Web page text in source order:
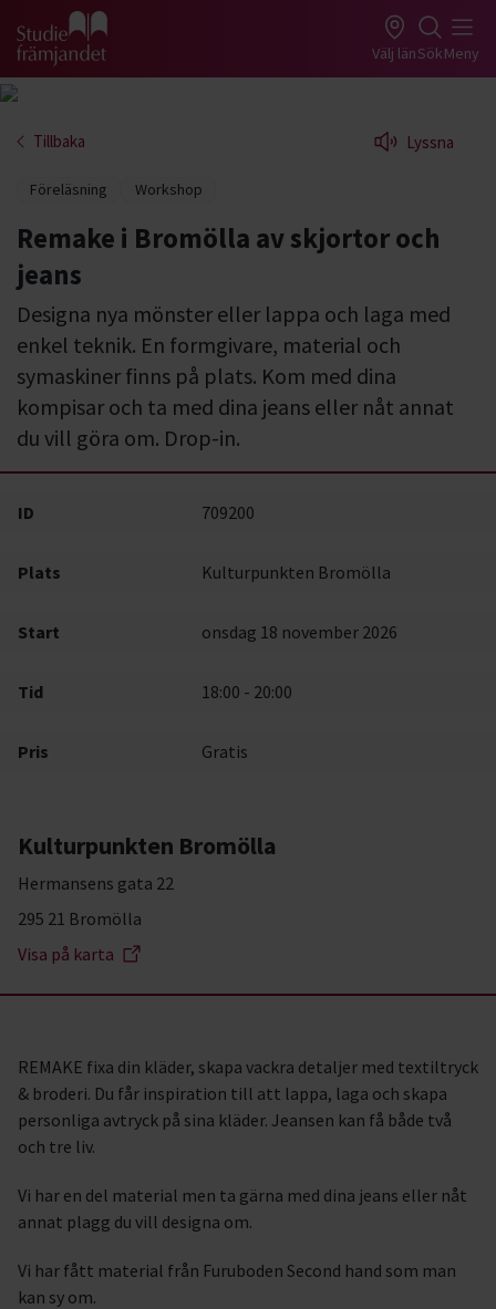
Gå till studiefrämjandets startsida Välj länSökMeny
Tillbaka Lyssna
Föreläsning Workshop
Remake i Bromölla av skjortor och
jeans
Designa nya mönster eller lappa och laga med
enkel teknik. En formgivare, material och
symaskiner finns på plats. Kom med dina
kompisar och ta med dina jeans eller nåt annat
du vill göra om. Drop-in.
ID 709200
Plats Kulturpunkten Bromölla
Start onsdag 18 november 2026
Tid 18:00 - 20:00
Pris Gratis
Kulturpunkten Bromölla
Hermansens gata 22
295 21 Bromölla
Visa på karta
REMAKE fixa din kläder, skapa vackra detaljer med textiltryck
& broderi. Du får inspiration till att lappa, laga och skapa
personliga avtryck på sina kläder. Jeansen kan få både två
och tre liv.
Vi har en del material men ta gärna med dina jeans eller nåt
annat plagg du vill designa om.
Vi har fått material från Furuboden Second hand som man
kan sy om.